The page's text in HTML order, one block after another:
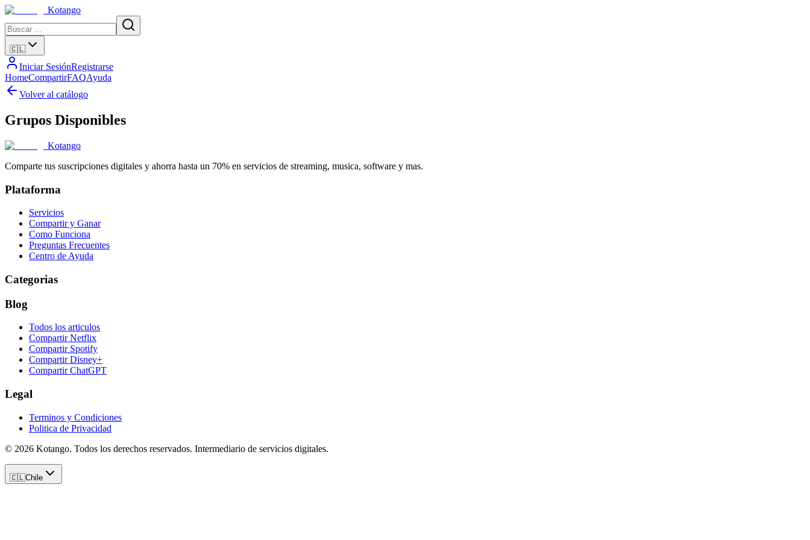
Kotango
🇨🇱
Iniciar SesiónRegistrarse
HomeCompartirFAQAyuda
Volver al catálogo
Grupos Disponibles
Kotango
Comparte tus suscripciones digitales y ahorra hasta un 70% en servicios de streaming, musica, software y mas.
Plataforma
Servicios
Compartir y Ganar
Como Funciona
Preguntas Frecuentes
Centro de Ayuda
Categorias
Blog
Todos los articulos
Compartir Netflix
Compartir Spotify
Compartir Disney+
Compartir ChatGPT
Legal
Terminos y Condiciones
Politica de Privacidad
© 2026 Kotango. Todos los derechos reservados. Intermediario de servicios digitales.
🇨🇱Chile